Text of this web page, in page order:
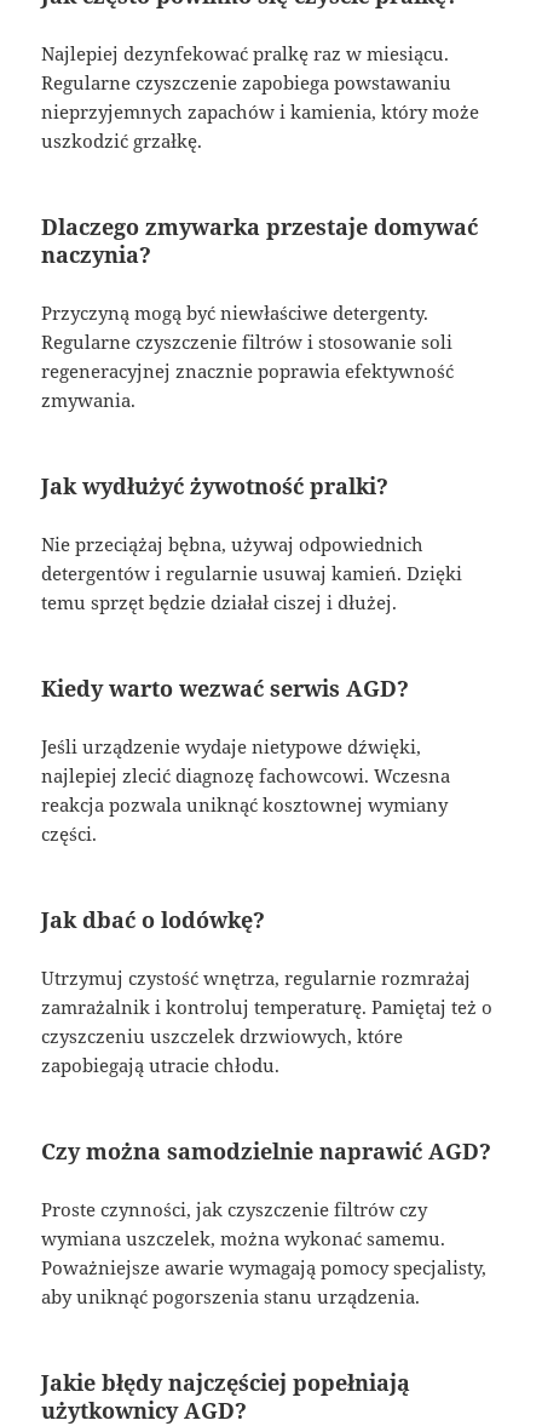
Najlepiej dezynfekować pralkę raz w miesiącu.
Regularne czyszczenie zapobiega powstawaniu
nieprzyjemnych zapachów i kamienia, który może
uszkodzić grzałkę.
Dlaczego zmywarka przestaje domywać
naczynia?
Przyczyną mogą być niewłaściwe detergenty.
Regularne czyszczenie filtrów i stosowanie soli
regeneracyjnej znacznie poprawia efektywność
zmywania.
Jak wydłużyć żywotność pralki?
Nie przeciążaj bębna, używaj odpowiednich
detergentów i regularnie usuwaj kamień. Dzięki
temu sprzęt będzie działał ciszej i dłużej.
Kiedy warto wezwać serwis AGD?
Jeśli urządzenie wydaje nietypowe dźwięki,
najlepiej zlecić diagnozę fachowcowi. Wczesna
reakcja pozwala uniknąć kosztownej wymiany
części.
Jak dbać o lodówkę?
Utrzymuj czystość wnętrza, regularnie rozmrażaj
zamrażalnik i kontroluj temperaturę. Pamiętaj też o
czyszczeniu uszczelek drzwiowych, które
zapobiegają utracie chłodu.
Czy można samodzielnie naprawić AGD?
Proste czynności, jak czyszczenie filtrów czy
wymiana uszczelek, można wykonać samemu.
Poważniejsze awarie wymagają pomocy specjalisty,
aby uniknąć pogorszenia stanu urządzenia.
Jakie błędy najczęściej popełniają
użytkownicy AGD?